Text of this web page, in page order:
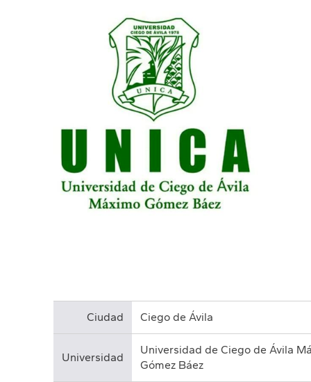
Ciudad Ciego de Ávila
Universidad
Universidad de Ciego de Ávila
Gómez Báez